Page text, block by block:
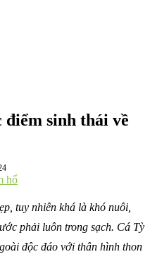
sinh thái về
tuy nhiên khá là khó nuôi,
phải luôn trong sạch. Cá Tỳ
độc đáo với thân hình thon